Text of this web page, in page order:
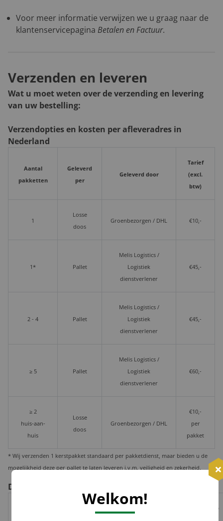
Voor meer informatie verwijzen we u graag naar de
klantenservicepagina Betalen en Factuur.
Verzenden en leveren
Wat u moet weten over de verzending en levering
van uw bestelling:
Verzendopties en kosten per afleveradres in
Nederland
Aantal
pakketten
Geleverd
per
Geleverd door
Tarief
(excl.
btw)
1
Losse
doos
Groenbezorgen / DHL €10,-
1* Pallet
Melis Logistics /
Logistiek
dienstverlener
€45,-
2 - 4 Pallet
Melis Logistics /
Logistiek
dienstverlener
€45,-
≥ 5 Pallet
Melis Logistics /
Logistiek
dienstverlener
€60,-
≥ 2
huis-aan-
huis
Losse
doos
Groenbezorgen / DHL
€10,-
per
pakket
* Wij verzenden 1 kerstpakket standaard per pakketdienst, maar bieden u de
mogelijkheid deze per pallet te laten leveren i.v.m. veiligheid en zekerheid.
De voor- en nadelen per verzendoptie
Garantie
Risico op
Welkom!